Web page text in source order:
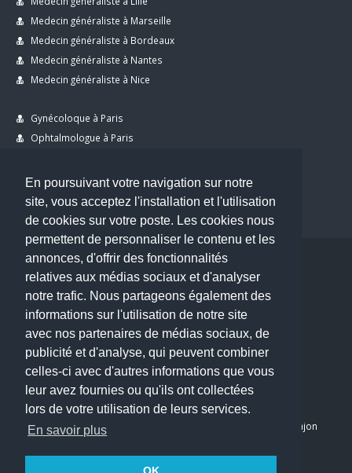
En poursuivant votre navigation sur notre
site, vous acceptez l'installation et l'utilisation
de cookies sur votre poste. Les cookies nous
permettent de personnaliser le contenu et les
annonces, d'offrir des fonctionnalités
relatives aux médias sociaux et d'analyser
notre trafic. Nous partageons également des
informations sur l'utilisation de notre site
avec nos partenaires de médias sociaux, de
publicité et d'analyse, qui peuvent combiner
celles-ci avec d'autres informations que vous
leur avez fournies ou qu'ils ont collectées
lors de votre utilisation de leurs services.
En savoir plus
Medecin généraliste à Marseille
Medecin généraliste à Bordeaux
Medecin généraliste à Nantes
Medecin généraliste à Nice
Gynécoloque à Paris
Ophtalmologue à Paris
Dentiste à Paris
Copyright © 2026 . All Rights Reserved.
choisirunmedecin@gmail.com
Nous contacter
Accueil
Blog
Mon compte
Dernier avis : PASCAL DELCAMPE, Chirurgien maxillo-faciale à Arpajon